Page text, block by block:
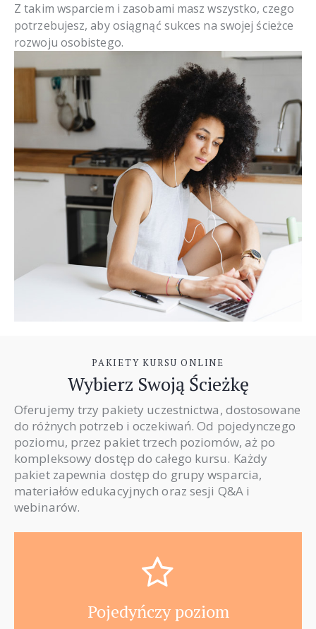
Z takim wsparciem i zasobami masz wszystko, czego
potrzebujesz, aby osiągnąć sukces na swojej ścieżce
rozwoju osobistego.
PAKIETY KURSU ONLINE
Wybierz Swoją Ścieżkę
Oferujemy trzy pakiety uczestnictwa, dostosowane
do różnych potrzeb i oczekiwań. Od pojedynczego
poziomu, przez pakiet trzech poziomów, aż po
kompleksowy dostęp do całego kursu. Każdy
pakiet zapewnia dostęp do grupy wsparcia,
materiałów edukacyjnych oraz sesji Q&A i
webinarów.
Pojedyńczy poziom